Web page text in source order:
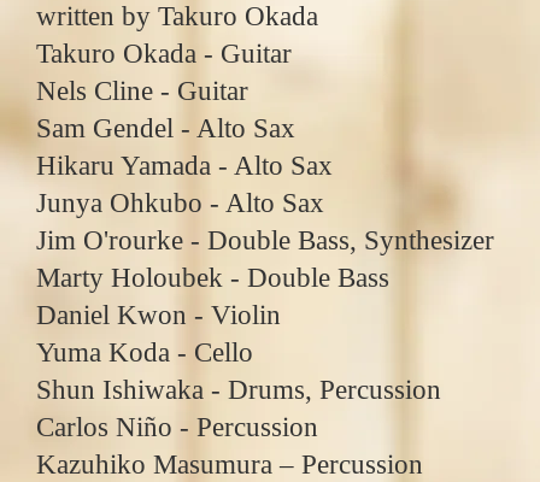
written by Takuro Okada
Takuro Okada - Guitar
Nels Cline - Guitar
Sam Gendel - Alto Sax
Hikaru Yamada - Alto Sax
Junya Ohkubo - Alto Sax
Jim O'rourke - Double Bass, Synthesizer
Marty Holoubek - Double Bass
Daniel Kwon - Violin
Yuma Koda - Cello
Shun Ishiwaka - Drums, Percussion
Carlos Niño - Percussion
Kazuhiko Masumura ‒ Percussion